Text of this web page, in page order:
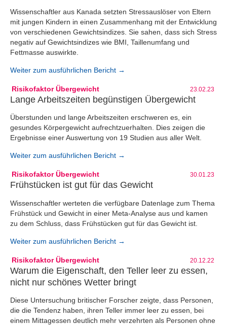
Wissenschaftler aus Kanada setzten Stressauslöser von Eltern
mit jungen Kindern in einen Zusammenhang mit der Entwicklung
von verschiedenen Gewichtsindizes. Sie sahen, dass sich Stress
negativ auf Gewichtsindizes wie BMI, Taillenumfang und
Fettmasse auswirkte.
Weiter zum ausführlichen Bericht →
Risikofaktor Übergewicht 23.02.23
Lange Arbeitszeiten begünstigen Übergewicht
Überstunden und lange Arbeitszeiten erschweren es, ein
gesundes Körpergewicht aufrechtzuerhalten. Dies zeigen die
Ergebnisse einer Auswertung von 19 Studien aus aller Welt.
Weiter zum ausführlichen Bericht →
Risikofaktor Übergewicht 30.01.23
Frühstücken ist gut für das Gewicht
Wissenschaftler werteten die verfügbare Datenlage zum Thema
Frühstück und Gewicht in einer Meta-Analyse aus und kamen
zu dem Schluss, dass Frühstücken gut für das Gewicht ist.
Weiter zum ausführlichen Bericht →
Risikofaktor Übergewicht 20.12.22
Warum die Eigenschaft, den Teller leer zu essen,
nicht nur schönes Wetter bringt
Diese Untersuchung britischer Forscher zeigte, dass Personen,
die die Tendenz haben, ihren Teller immer leer zu essen, bei
einem Mittagessen deutlich mehr verzehrten als Personen ohne